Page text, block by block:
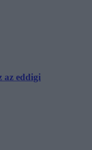
az eddigi